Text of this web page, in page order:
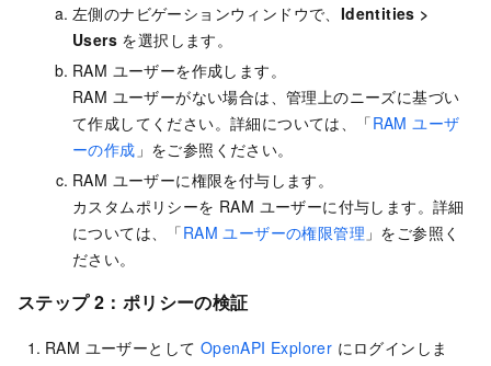
左側のナビゲーションウィンドウで、 Identities >
Users を選択します。
RAM ユーザーを作成します。
RAM ユーザーがない場合は、管理上のニーズに基づい
て作成してください。詳細については、「RAM ユーザ
ーの作成 」をご参照ください。
RAM ユーザーに権限を付与します。
カスタムポリシーを RAM ユーザーに付与します。詳細
については、「RAM ユーザーの権限管理 」をご参照く
ださい。
ステップ 2：ポリシーの検証
RAM ユーザーとして OpenAPI Explorer にログインしま